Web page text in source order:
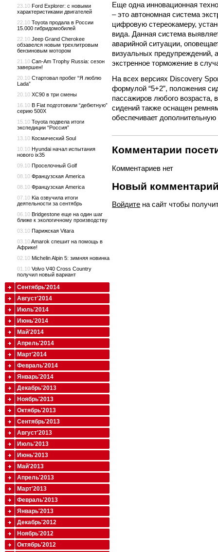
Еще одна инновационная
– это автономная система
цифровую стереокамеру,
вида. Данная система
аварийной ситуации,
визуальных предупреждений,
экстренное торможение в
На всех версиях Discovery
формулой “5+2”, положения
пассажиров любого возраста,
сидений также оснащен
обеспечивает дополнительную
Комментарии
Комментариев нет
Новый
Войдите на сайт чтобы
23.10 Ford Explorer: с новыми
характеристиками двигателей
22.10 Toyota продала в России
15.000 гибридомобилей
22.10 Jeep Grand Cherokee
обзавелся новым трехлитровым
бензиновым мотором
21.10 Can-Am Trophy Russia: сезон
завершен!
20.10 Стартовал пробег “Я люблю
Lada”
20.10 XC90 в три смены
16.10 В Fiat подготовили “дебютную”
серию 500X
15.10 Toyota подвела итоги
экспедиции “Россия”
13.10 Космический Soul
10.10 Hyundai начал испытания
нового ix35
09.10 Проселочный Golf
08.10 Французская America
08.10 Французская America
07.10 Kia озвучила итоги
деятельности за сентябрь
06.10 Bridgestone еще на один шаг
ближе к экологичному производству
03.10 Парижская Vitara
03.10Amarok спешит на помощь в
Африке!
02.10 Michelin Alpin 5: зимняя новинка
01.10 Volvo V40 Cross Country
получил новый вариант
Сентябрь'2014
Август'2014
Июль'2014
Июнь'2014
Май'2014
Апрель'2014
Март'2014
Февраль'2014
Январь'2014
Декабрь'2013
Ноябрь'2013
Октябрь'2013
Сентябрь'2013
Август'2013
Июль'2013
Июнь'2013
Май'2013
Апрель'2013
Март'2013
Февраль'2013
Январь'2013
Декабрь'2012
Ноябрь'2012
Октябрь'2012